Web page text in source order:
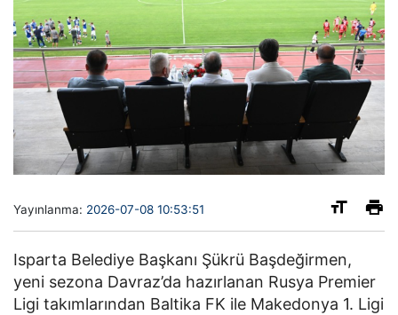
Yayınlanma: 2026-07-08 10:53:51
Isparta Belediye Başkanı Şükrü Başdeğirmen,
yeni sezona Davraz’da hazırlanan Rusya Premier
Ligi takımlarından Baltika FK ile Makedonya 1. Ligi